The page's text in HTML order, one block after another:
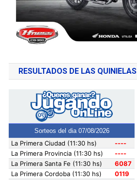
RESULTADOS DE LAS QUINIELAS